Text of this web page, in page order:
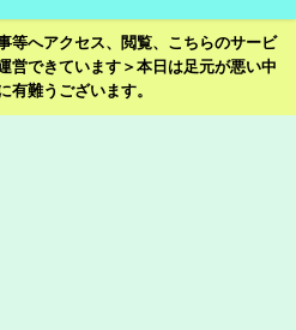
等へアクセス、閲覧、こちらのサービ
営できています＞本日は足元が悪い中
有難うございます。